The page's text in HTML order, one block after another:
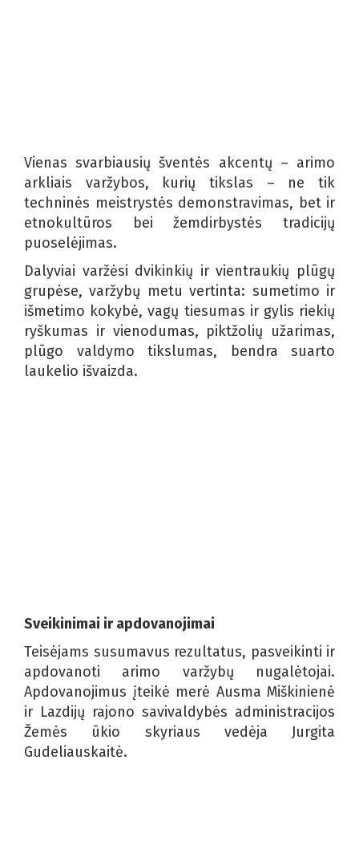
Vienas svarbiausių šventės akcentų – arimo
arkliais varžybos, kurių tikslas – ne tik
techninės meistrystės demonstravimas, bet ir
etnokultūros bei žemdirbystės tradicijų
puoselėjimas.
Dalyviai varžėsi dvikinkių ir vientraukių plūgų
grupėse, varžybų metu vertinta: sumetimo ir
išmetimo kokybė, vagų tiesumas ir gylis riekių
ryškumas ir vienodumas, piktžolių užarimas,
plūgo valdymo tikslumas, bendra suarto
laukelio išvaizda.
Sveikinimai ir apdovanojimai
Teisėjams susumavus rezultatus, pasveikinti ir
apdovanoti arimo varžybų nugalėtojai.
Apdovanojimus įteikė merė Ausma Miškinienė
ir Lazdijų rajono savivaldybės administracijos
Žemės ūkio skyriaus vedėja Jurgita
Gudeliauskaitė.